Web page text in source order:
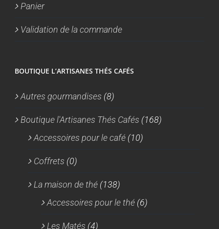
Panier
Validation de la commande
BOUTIQUE L’ARTISANES THÉS CAFÉS
Autres gourmandises (8)
Boutique l'Artisanes Thés Cafés (168)
Accessoires pour le café (10)
Coffrets (0)
La maison de thé (138)
Accessoires pour le thé (6)
Les Matés (4)